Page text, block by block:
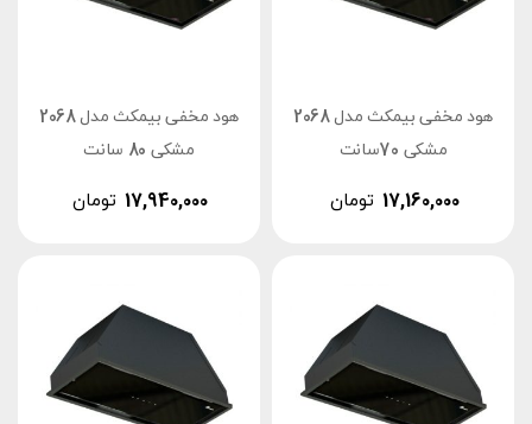
هود مخفی بیمکث مدل 2068
مشکی 70سانت
تومان 17,160,000
هود مخفی بیمکث مدل 2068
مشکی 80 سانت
تومان 17,940,000